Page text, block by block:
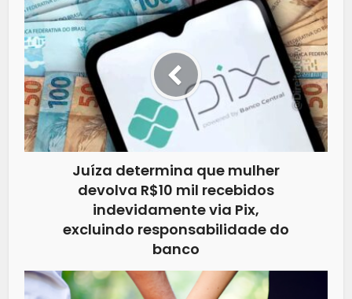
Juíza determina que mulher
devolva R$10 mil recebidos
indevidamente via Pix,
excluindo responsabilidade do
banco